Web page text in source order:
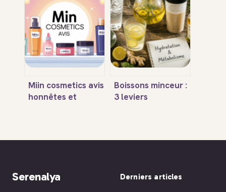
offres et conseils
pour bien choisir
vraiment savoir
avant d’acheter
Miin cosmetics avis
honnêtes et
Boissons minceur :
3 leviers
brûler les graisses
Serenalya Derniers articles